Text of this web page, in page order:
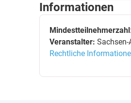
Informationen
Mindestteilnehmerzahl
Veranstalter: Sachsen-
Rechtliche